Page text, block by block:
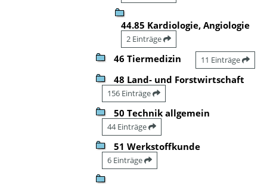
44.85 Kardiologie, Angiologie
2 Einträge
46 Tiermedizin 11 Einträge
48 Land- und Forstwirtschaft
156 Einträge
50 Technik allgemein
44 Einträge
51 Werkstoffkunde
6 Einträge